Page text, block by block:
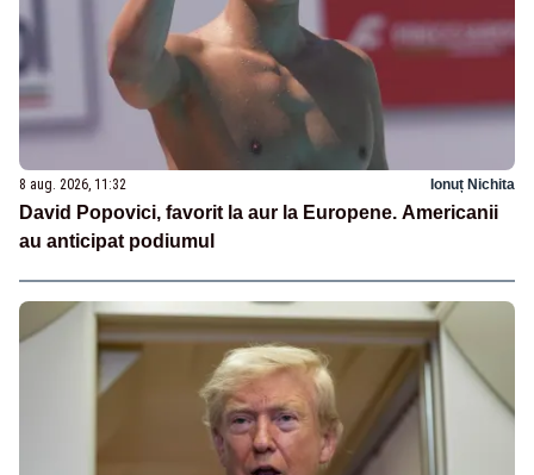
8 aug. 2026, 11:32 Ionuț Nichita
David Popovici, favorit la aur la Europene. Americanii
au anticipat podiumul